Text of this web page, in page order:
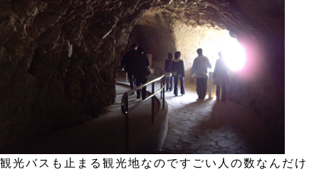
観光バスも止まる観光地なのですごい人の数なんだけ